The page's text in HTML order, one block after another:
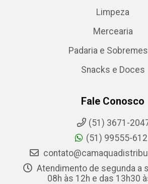
Limpeza
Mercearia
Padaria e
Snacks e Doces
Fale Conosco
(51) 3671-
(51) 99555-
Atendimento de segunda a
08h às 12h e das 13h30